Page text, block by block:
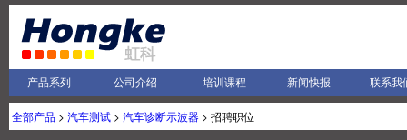
全部产品 > 汽车测试 > 汽车诊断示波器 > 招聘职位
产品系列 公司介绍 培训课程 新闻快报 联系我